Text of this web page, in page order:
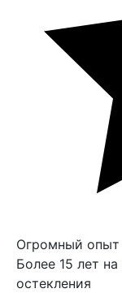
Огромный опыт
Более 15 лет
остекления